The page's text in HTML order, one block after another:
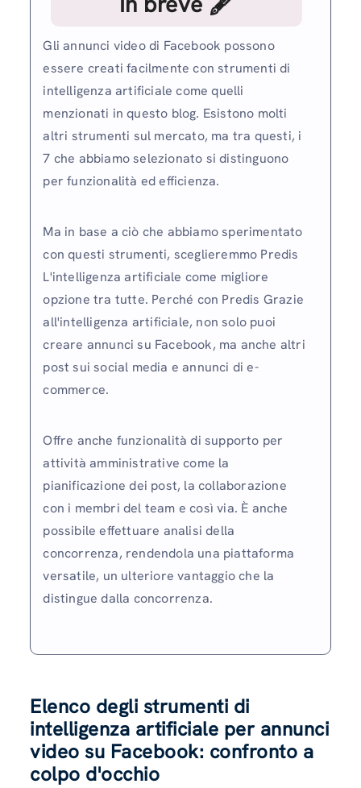
Gli annunci video di Facebook possono
essere creati facilmente con strumenti di
intelligenza artificiale come quelli
menzionati in questo blog. Esistono molti
altri strumenti sul mercato, ma tra questi, i
7 che abbiamo selezionato si distinguono
per funzionalità ed efficienza.
Ma in base a ciò che abbiamo sperimentato
con questi strumenti, sceglieremmo Predis
L'intelligenza artificiale come migliore
opzione tra tutte. Perché con Predis Grazie
all'intelligenza artificiale, non solo puoi
creare annunci su Facebook, ma anche altri
post sui social media e annunci di e-
commerce.
Offre anche funzionalità di supporto per
attività amministrative come la
pianificazione dei post, la collaborazione
con i membri del team e così via. È anche
possibile effettuare analisi della
concorrenza, rendendola una piattaforma
versatile, un ulteriore vantaggio che la
distingue dalla concorrenza.
Elenco degli strumenti di
intelligenza artificiale per annunci
video su Facebook: confronto a
colpo d'occhio